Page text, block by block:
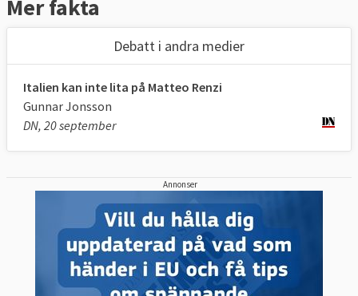
Mer fakta
Debatt i andra medier
Italien kan inte lita på Matteo Renzi
Gunnar Jonsson
DN, 20 september
Annonser